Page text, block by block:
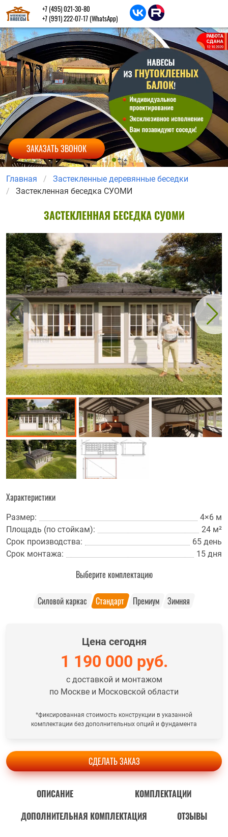
ЗАКАЗАТЬ ЗВОНОК
+7 (495) 021-30-80
+7 (991) 222-07-17 (WhatsApp)
Главная
Застекленные деревянные беседки
Застекленная беседка СУОМИ
ЗАСТЕКЛЕННАЯ БЕСЕДКА СУОМИ
Характеристики
Размер:
4×6 м
Площадь (по стойкам):
24 м²
Срок производства:
65 день
Срок монтажа:
15 дня
Выберите комплектацию
Силовой каркас Стандарт Премиум Зимняя
Цена сегодня
1 190 000 руб.
с доставкой и монтажом
по Москве и Московской области
*фиксированная стоимость конструкции в указанной
комплектации без дополнительных опций и фундамента
СДЕЛАТЬ ЗАКАЗ
ОПИСАНИЕ
КОМПЛЕКТАЦИИ
ДОПОЛНИТЕЛЬНАЯ КОМПЛЕКТАЦИЯ
ОТЗЫВЫ